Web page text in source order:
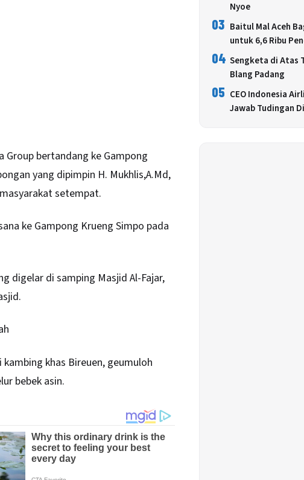
Group bertandang ke Gampong
yang dipimpin H. Mukhlis,A.Md,
setempat.
ke Gampong Krueng Simpo pada
digelar di samping Masjid Al-Fajar,
khas Bireuen, geumuloh
bebek asin.
Nyoe
03 Baitul Mal Aceh
untuk 6,6 Ribu
04 Sengketa di Atas
Blang Padang
05 CEO Indonesia
Jawab Tudingan